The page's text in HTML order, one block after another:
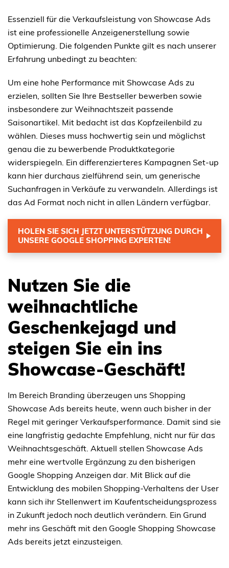
Essenziell für die Verkaufsleistung von Showcase Ads
ist eine professionelle Anzeigenerstellung sowie
Optimierung. Die folgenden Punkte gilt es nach unserer
Erfahrung unbedingt zu beachten:
Um eine hohe Performance mit Showcase Ads zu
erzielen, sollten Sie Ihre Bestseller bewerben sowie
insbesondere zur Weihnachtszeit passende
Saisonartikel. Mit bedacht ist das Kopfzeilenbild zu
wählen. Dieses muss hochwertig sein und möglichst
genau die zu bewerbende Produktkategorie
widerspiegeln. Ein differenzierteres Kampagnen Set-up
kann hier durchaus zielführend sein, um generische
Suchanfragen in Verkäufe zu verwandeln. Allerdings ist
das Ad Format noch nicht in allen Ländern verfügbar.
HOLEN SIE SICH JETZT UNTERSTÜTZUNG DURCH
UNSERE GOOGLE SHOPPING EXPERTEN!
Nutzen Sie die
weihnachtliche
Geschenkejagd und
steigen Sie ein ins
Showcase-Geschäft!
Im Bereich Branding überzeugen uns Shopping
Showcase Ads bereits heute, wenn auch bisher in der
Regel mit geringer Verkaufsperformance. Damit sind sie
eine langfristig gedachte Empfehlung, nicht nur für das
Weihnachtsgeschäft. Aktuell stellen Showcase Ads
mehr eine wertvolle Ergänzung zu den bisherigen
Google Shopping Anzeigen dar. Mit Blick auf die
Entwicklung des mobilen Shopping-Verhaltens der User
kann sich ihr Stellenwert im Kaufentscheidungsprozess
in Zukunft jedoch noch deutlich verändern. Ein Grund
mehr ins Geschäft mit den Google Shopping Showcase
Ads bereits jetzt einzusteigen.